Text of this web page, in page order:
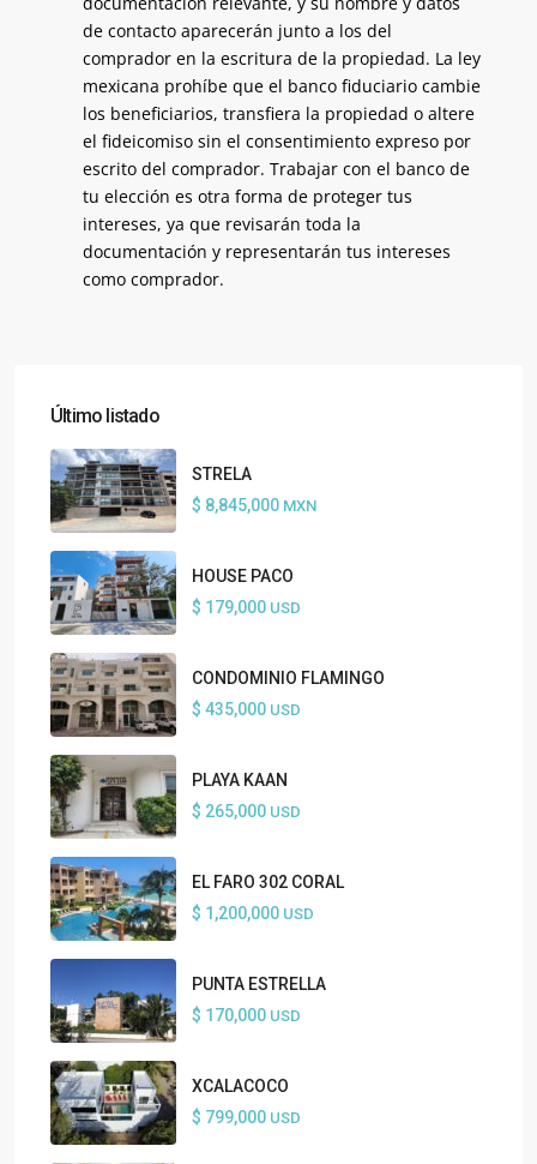
de contacto aparecerán junto a los del
comprador en la escritura de la propiedad. La ley
mexicana prohíbe que el banco fiduciario cambie
los beneficiarios, transfiera la propiedad o altere
el fideicomiso sin el consentimiento expreso por
escrito del comprador. Trabajar con el banco de
tu elección es otra forma de proteger tus
intereses, ya que revisarán toda la
documentación y representarán tus intereses
como comprador.
Último listado
STRELA
$ 8,845,000 MXN
HOUSE PACO
$ 179,000 USD
CONDOMINIO FLAMINGO
$ 435,000 USD
PLAYA KAAN
$ 265,000 USD
EL FARO 302 CORAL
$ 1,200,000 USD
PUNTA ESTRELLA
$ 170,000 USD
XCALACOCO
$ 799,000 USD